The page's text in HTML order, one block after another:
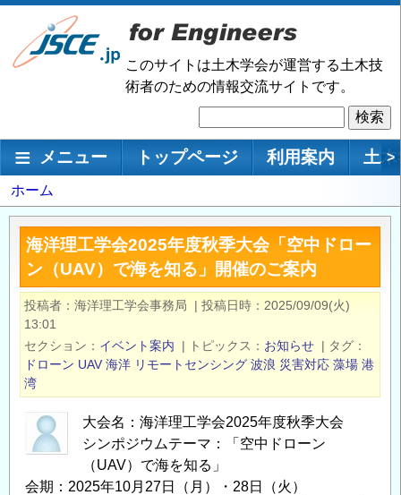
メ
ン
移
このサイトは土木学会が運営する土木技
術者のための情報交流サイトです。
索
メインナビゲーション
メニュー トップページ 利用案内 土 >
パ
ン
く
ホーム
海洋理工学会2025年度秋季大会「空中ドロー
ン（UAV）で海を知る」開催のご案内
投稿者 海洋理工学会事務局 | 投稿日時
2025/09/09(火)
13:01
セクション
イベント案内 | トピックス お知らせ | タグ
ドローン UAV 海洋 リモートセンシング 波浪 災害対応 藻場 港
湾
大会名：海洋理工学会2025年度秋季大会
シンポジウムテーマ：「空中ドローン
（UAV）で海を知る」
会期：2025年10月27日（月）・28日（火）